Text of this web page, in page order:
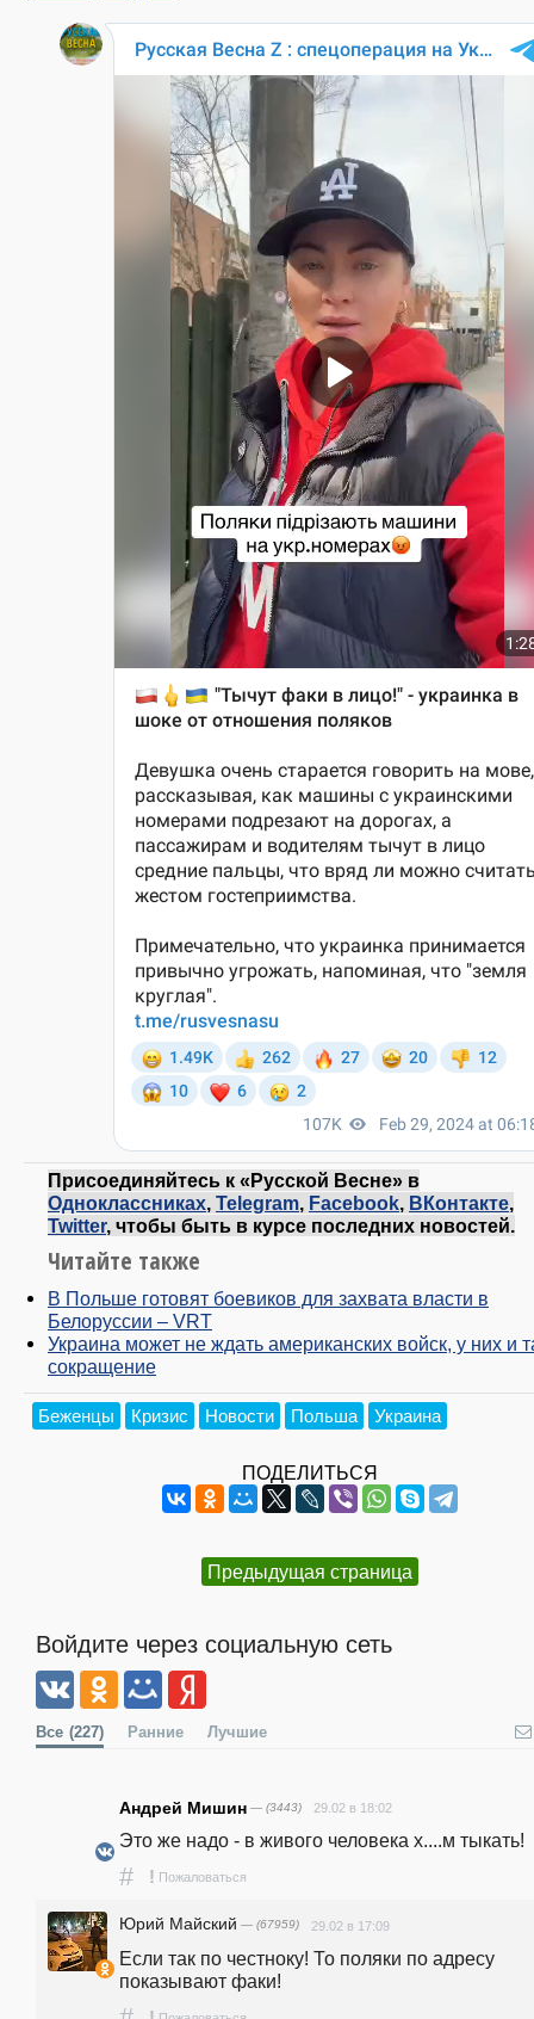
Присоединяйтесь к «Русской Весне» в
Одноклассниках, Telegram, Facebook, ВКонтакте,
Twitter, чтобы быть в курсе последних новостей.
Читайте также
В Польше готовят боевиков для захвата власти в
Белоруссии – VRT
Украина может не ждать американских войск, у них и
сокращение
Беженцы Кризис Новости Польша Украина
ПОДЕЛИТЬСЯ
Предыдущая страница
Войдите через социальную сеть
Все (227) Ранние Лучшие
Андрей Мишин — (3443) 29.02 в 18:02
Это же надо - в живого человека х....м тыкать!
# ! Пожаловаться
Юрий Майский — (67959) 29.02 в 17:09
Если так по честноку! То поляки по адресу
показывают факи!